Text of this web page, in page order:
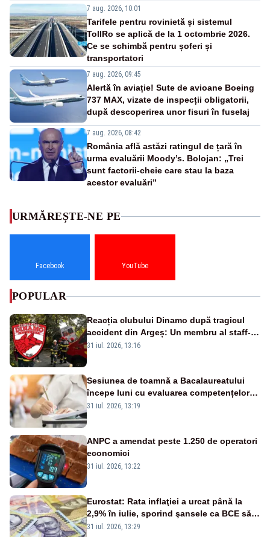
7 aug. 2026, 10:01
Tarifele pentru rovinietă și sistemul
TollRo se aplică de la 1 octombrie 2026.
Ce se schimbă pentru șoferi și
transportatori
7 aug. 2026, 09:45
Alertă în aviație! Sute de avioane Boeing
737 MAX, vizate de inspecții obligatorii,
după descoperirea unor fisuri în fuselaj
7 aug. 2026, 08:42
România află astăzi ratingul de țară în
urma evaluării Moody’s. Bolojan: „Trei
sunt factorii-cheie care stau la baza
acestor evaluări”
URMĂREȘTE-NE PE
Facebook YouTube
POPULAR
Reacția clubului Dinamo după tragicul
accident din Argeș: Un membru al staff-
ului medical a murit, antrenorul Adrian
31 iul. 2026, 13:16
Sesiunea de toamnă a Bacalaureatului
începe luni cu evaluarea competențelor
orale la Limba română
31 iul. 2026, 13:19
ANPC a amendat peste 1.250 de operatori
economici
31 iul. 2026, 13:22
Eurostat: Rata inflaţiei a urcat până la
2,9% în iulie, sporind şansele ca BCE să
majoreze dobânda
31 iul. 2026, 13:29